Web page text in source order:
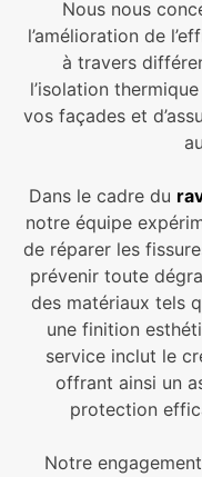
Nous nous
l’amélioration de
à travers
l’isolation
vos façades et
Dans le cadre du
notre équipe
de réparer les
prévenir toute
des matériaux tels
une finition
service inclut le
offrant ainsi un
protection
Notre